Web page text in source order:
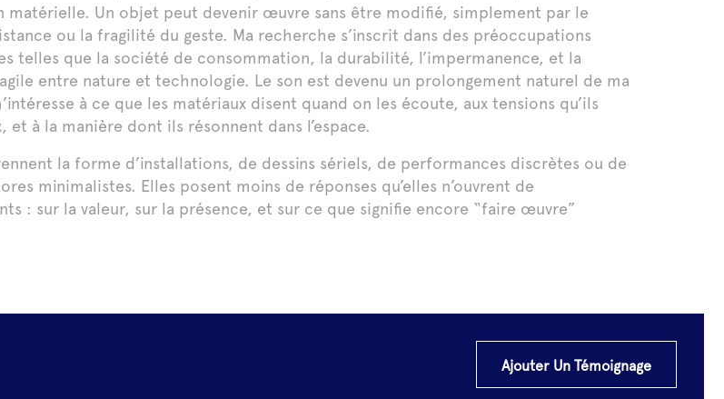
matérielle. Un objet peut devenir œuvre sans être modifié, simplement par le
ou la fragilité du geste. Ma recherche s’inscrit dans des préoccupations
telles que la société de consommation, la durabilité, l’impermanence, et la
entre nature et technologie. Le son est devenu un prolongement naturel de ma
à ce que les matériaux disent quand on les écoute, aux tensions qu’ils
et à la manière dont ils résonnent dans l’espace.
la forme d’installations, de dessins sériels, de performances discrètes ou de
minimalistes. Elles posent moins de réponses qu’elles n’ouvrent de
: sur la valeur, sur la présence, et sur ce que signifie encore “faire œuvre”
Ajouter Un Témoignage